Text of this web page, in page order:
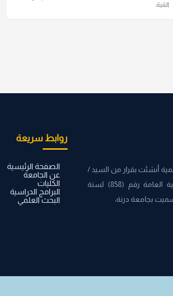
القبة.
أنشئت بقرار من السيد /
أمين اللجنة الشعبية العامة رقم (858) لسنة
روابط سريعة
الصفحة الرئيسية
عن الجامعة
الكليات
البرامج الدراسية
البحث العلمي